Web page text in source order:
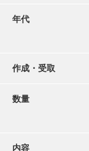
年代
作成・受取
数量
内容